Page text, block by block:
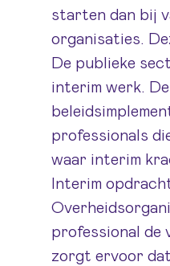
starten dan bij
organisaties.
De publieke
interim werk.
professionals
waar interim
Interim
professional de
zorgt ervoor